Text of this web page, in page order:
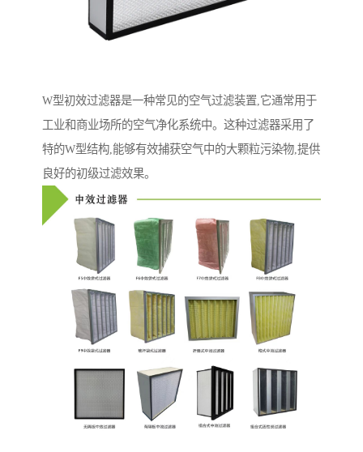
W型初效过滤器是一种常见的空气过滤装置,它通常用于
工业和商业场所的空气净化系统中。这种过滤器采用了
特的W型结构,能够有效捕获空气中的大颗粒污染物,提供
良好的初级过滤效果。